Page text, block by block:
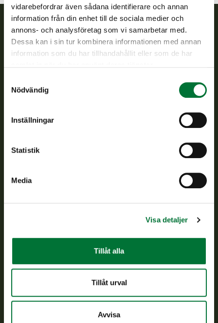
vidarebefordrar även sådana identifierare och annan
information från din enhet till de sociala medier och
annons- och analysföretag som vi samarbetar med.
Dessa kan i sin tur kombinera informationen med annan
information som du har tillhandahållit eller som de har
Nödvändig
Inställningar
Statistik
Media
Visa detaljer
Tillåt alla
Tillåt urval
Avvisa
Finlands viltcentral
verkställs och svarar för de offentliga förvaltningsuppgifter
som föreskrivs.
asiakaspalvelu@riista.fi
Ofta ställda frågor
Jaktkort
Information om oss